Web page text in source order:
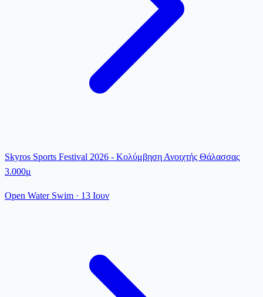
Skyros Sports Festival 2026 - Κολύμβηση Ανοιχτής Θάλασσας
3.000μ
Open Water Swim · 13 Ιουν